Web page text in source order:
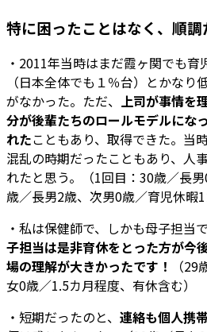
特に困ったことはなく、順調
・2011年当時はまだ霞ヶ関でも
（日本全体でも１％台）とかな
がなかった。ただ、 上司が事情を
分が後輩たちのロールモデルにな
れたこともあり、取得できた。当
混乱の時期だったこともあり、人
れたと思う。（1回目：30歳／長
歳／長男2歳、次男0歳／育児休暇1
・私は保健師で、しかも母子担当
子担当は是非育休をとった方が今
場の理解が大きかったです！
（
女0歳／1.5カ月程度、有休含む）
・短期だったのと、 連絡も個人携